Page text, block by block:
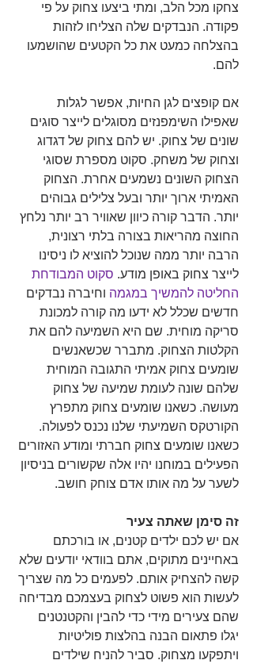
צחקו מכל הלב, ומתי ביצעו צחוק על פי
פקודה. הנבדקים שלה הצליחו לזהות
בהצלחה כמעט את כל הקטעים שהושמעו
להם.
אם קופצים לגן החיות, אפשר לגלות
שאפילו השימפנזים מסוגלים לייצר סוגים
שונים של צחוק. יש להם צחוק של דגדוג
וצחוק של משחק. סקוט מספרת שסוגי
הצחוק השונים נשמעים אחרת. הצחוק
האמיתי ארוך יותר ובעל צלילים גבוהים
יותר. הדבר קורה כיוון שאוויר רב יותר נלחץ
החוצה מהריאות בצורה בלתי רצונית,
הרבה יותר ממה שנוכל להוציא לו ניסינו
לייצר צחוק באופן מודע. סקוט המבודחת
החליטה להמשיך במגמה וחיברה נבדקים
חדשים שכלל לא ידעו מה קורה למכונת
סריקה מוחית. שם היא השמיעה להם את
הקלטות הצחוק. מתברר שכשאנשים
שומעים צחוק אמיתי התגובה המוחית
שלהם שונה לעומת שמיעה של צחוק
מעושה. כשאנו שומעים צחוק מתפרץ
הקורטקס השמיעתי שלנו נכנס לפעולה.
כשאנו שומעים צחוק חברתי ומודע האזורים
הפעילים במוחנו יהיו אלה שקשורים בניסיון
לשער על מה אותו אדם צוחק חושב.
זה סימן שאתה צעיר
אם יש לכם ילדים קטנים, או בורכתם
באחיינים מתוקים, אתם בוודאי יודעים שלא
קשה להצחיק אותם. לפעמים כל מה שצריך
לעשות הוא פשוט לצחוק בעצמכם מבדיחה
שהם צעירים מידי כדי להבין והקטנטנים
יגלו פתאום הבנה בהלצות פוליטיות
ויתפקעו מצחוק. סביר להניח שילדים